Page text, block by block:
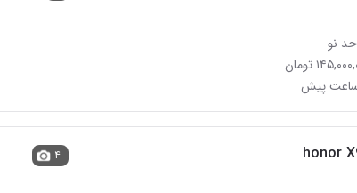
نو
تومان
honor ۴